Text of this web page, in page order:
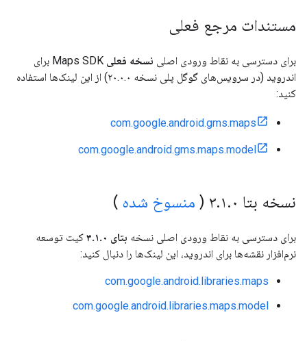
مستندات مرجع فعلی
برای دسترسی به نقاط ورودی اصلی نسخه فعلی
Maps SDK برای
اندروید (در سرویس‌های گوگل پلی نسخه ۲۰.۰.۰) از این لینک‌ها استفاده
کنید:
com.google.android.gms.maps
com.google.android.gms.maps.model
نسخه بتا ۳ .۱.۰ ( منسوخ شده )
برای دسترسی به نقاط ورودی اصلی نسخه بتای ۳.۱.۰
کیت توسعه
نرم‌افزار نقشه‌ها برای اندروید، این لینک‌ها را دنبال کنید:
com.google.android.libraries.maps
com.google.android.libraries.maps.model